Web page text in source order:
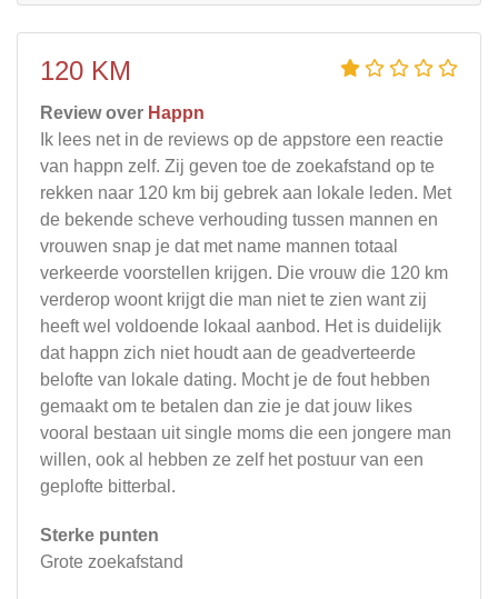
120 KM
Review over Happn
Ik lees net in de reviews op de appstore een reactie
van happn zelf. Zij geven toe de zoekafstand op te
rekken naar 120 km bij gebrek aan lokale leden. Met
de bekende scheve verhouding tussen mannen en
vrouwen snap je dat met name mannen totaal
verkeerde voorstellen krijgen. Die vrouw die 120 km
verderop woont krijgt die man niet te zien want zij
heeft wel voldoende lokaal aanbod. Het is duidelijk
dat happn zich niet houdt aan de geadverteerde
belofte van lokale dating. Mocht je de fout hebben
gemaakt om te betalen dan zie je dat jouw likes
vooral bestaan uit single moms die een jongere man
willen, ook al hebben ze zelf het postuur van een
geplofte bitterbal.
Sterke punten
Grote zoekafstand